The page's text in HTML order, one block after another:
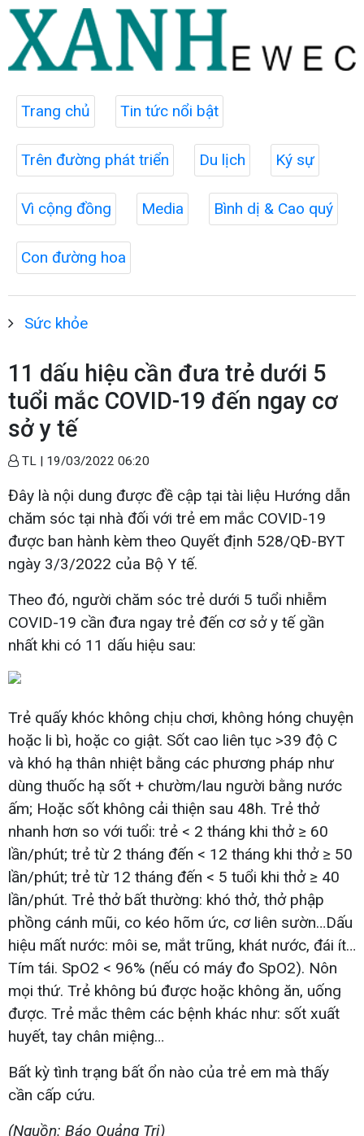
Trang chủ Tin tức nổi bật
Trên đường phát triển Du lịch Ký sự
Vì cộng đồng Media Bình dị & Cao quý
Con đường hoa
Sức khỏe
11 dấu hiệu cần đưa trẻ dưới 5
tuổi mắc COVID-19 đến ngay cơ
sở y tế
TL | 19/03/2022 06:20
Đây là nội dung được đề cập tại tài liệu Hướng dẫn
chăm sóc tại nhà đối với trẻ em mắc COVID-19
được ban hành kèm theo Quyết định 528/QĐ-BYT
ngày 3/3/2022 của Bộ Y tế.
Theo đó, người chăm sóc trẻ dưới 5 tuổi nhiễm
COVID-19 cần đưa ngay trẻ đến cơ sở y tế gần
nhất khi có 11 dấu hiệu sau:
Trẻ quấy khóc không chịu chơi, không hóng chuyện
hoặc li bì, hoặc co giật. Sốt cao liên tục >39 độ C
và khó hạ thân nhiệt bằng các phương pháp như
dùng thuốc hạ sốt + chườm/lau người bằng nước
ấm; Hoặc sốt không cải thiện sau 48h. Trẻ thở
nhanh hơn so với tuổi: trẻ < 2 tháng khi thở ≥ 60
lần/phút; trẻ từ 2 tháng đến < 12 tháng khi thở ≥ 50
lần/phút; trẻ từ 12 tháng đến < 5 tuổi khi thở ≥ 40
lần/phút. Trẻ thở bất thường: khó thở, thở phập
phồng cánh mũi, co kéo hõm ức, cơ liên sườn…Dấu
hiệu mất nước: môi se, mắt trũng, khát nước, đái ít…
Tím tái. SpO2 < 96% (nếu có máy đo SpO2). Nôn
mọi thứ. Trẻ không bú được hoặc không ăn, uống
được. Trẻ mắc thêm các bệnh khác như: sốt xuất
huyết, tay chân miệng…
Bất kỳ tình trạng bất ổn nào của trẻ em mà thấy
cần cấp cứu.
(Nguồn: Báo Quảng Trị)